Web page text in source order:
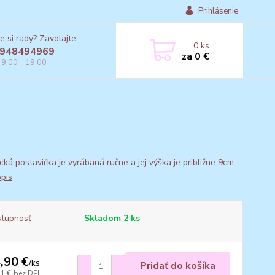
Prihlásenie
si rady? Zavolajte.
- 19:00
0ks
za 0 €
postavička je vyrábaná ručne a jej výška je približne 9cm.
Skladom 2 ks
€/ks
€ bez DPH
Pridať do košíka